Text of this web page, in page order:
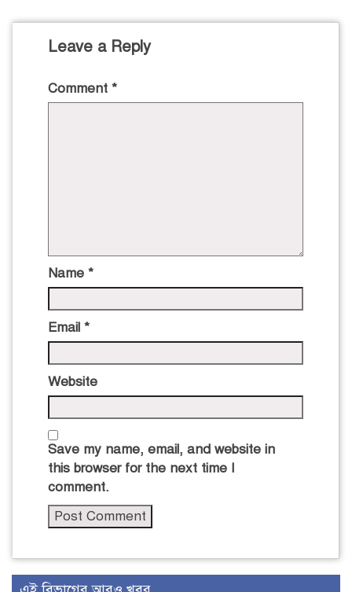
Leave a Reply
Comment *
Name *
Email *
Website
Save my name, email, and website in
this browser for the next time I
comment.